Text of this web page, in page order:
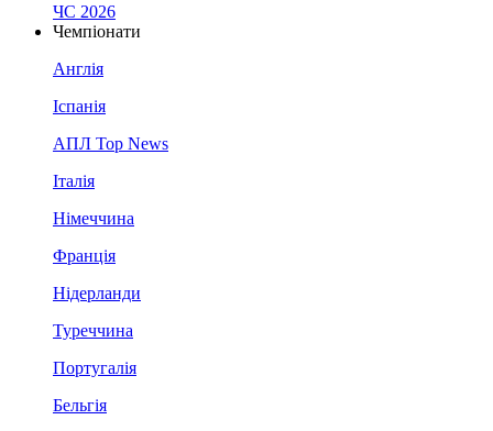
ЧС 2026
Чемпіонати
Англія
Іспанія
АПЛ Top News
Італія
Німеччина
Франція
Нідерланди
Туреччина
Португалія
Бельгія